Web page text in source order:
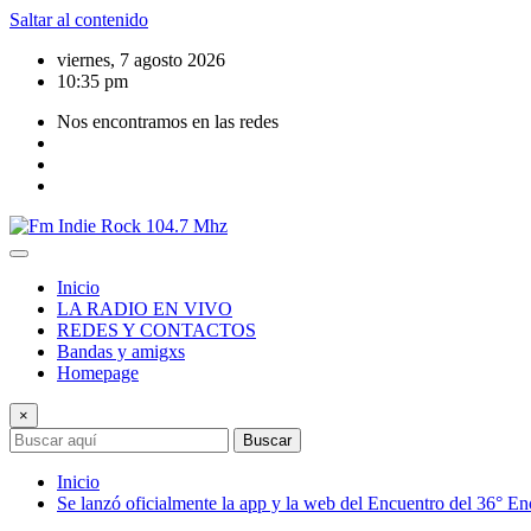
Saltar al contenido
viernes, 7 agosto 2026
10:35 pm
Nos encontramos en las redes
Inicio
LA RADIO EN VIVO
REDES Y CONTACTOS
Bandas y amigxs
Homepage
×
Buscar
Inicio
Se lanzó oficialmente la app y la web del Encuentro del 36°